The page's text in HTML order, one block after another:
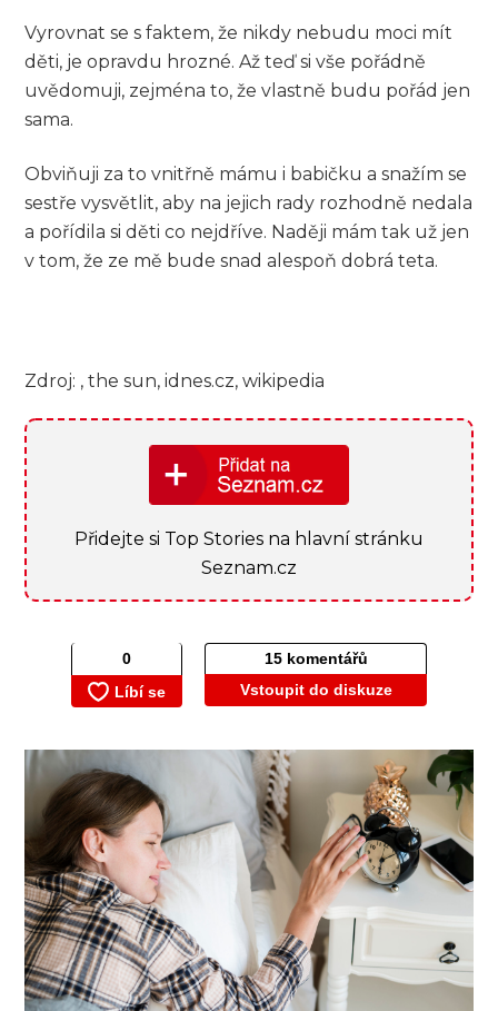
Vyrovnat se s faktem, že nikdy nebudu moci mít
děti, je opravdu hrozné. Až teď si vše pořádně
uvědomuji, zejména to, že vlastně budu pořád jen
sama.
Obviňuji za to vnitřně mámu i babičku a snažím se
sestře vysvětlit, aby na jejich rady rozhodně nedala
a pořídila si děti co nejdříve. Naději mám tak už jen
v tom, že ze mě bude snad alespoň dobrá teta.
Zdroj: , the sun, idnes.cz, wikipedia
Přidejte si Top Stories na hlavní stránku
Seznam.cz
15 komentářů
Vstoupit do diskuze